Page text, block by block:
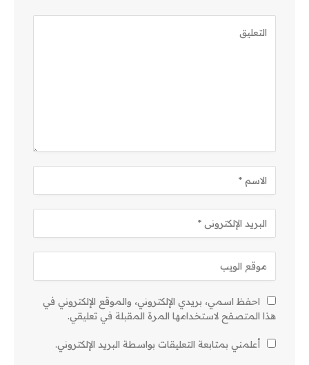
احفظ اسمي، بريدي الإلكتروني، والموقع الإلكتروني في
هذا المتصفح لاستخدامها المرة المقبلة في تعليقي.
أعلمني بمتابعة التعليقات بواسطة البريد الإلكتروني.